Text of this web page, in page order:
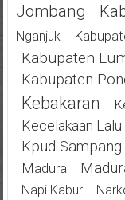
Jombang
Nganjuk
Kabupaten
Kabupaten
Kebakaran
Kecelakaan
Kpud Sampang
Madura
Napi Kabur